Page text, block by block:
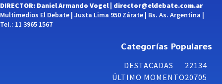
DIRECTOR: Daniel Armando Vogel | director@eldebate.com.ar
Multimedios El Debate | Justa Lima 950 Zárate | Bs. As. Argentina |
Tel.: 11 3965 1567
Categorías Populares
DESTACADAS
22134
ÚLTIMO MOMENTO20705